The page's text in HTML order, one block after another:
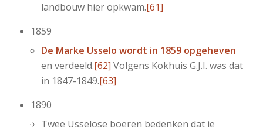
landbouw hier opkwam.[61]
1859
De Marke Usselo wordt in 1859 opgeheven
en verdeeld.[62] Volgens Kokhuis G.J.I. was dat
in 1847-1849.[63]
1890
Twee Usselose boeren bedenken dat je